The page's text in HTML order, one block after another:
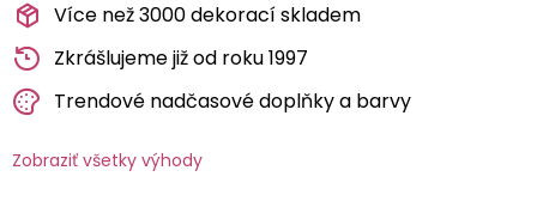
Více než 3000 dekorací skladem
Zkrášlujeme již od roku 1997
Trendové nadčasové doplňky a barvy
Zobraziť všetky výhody